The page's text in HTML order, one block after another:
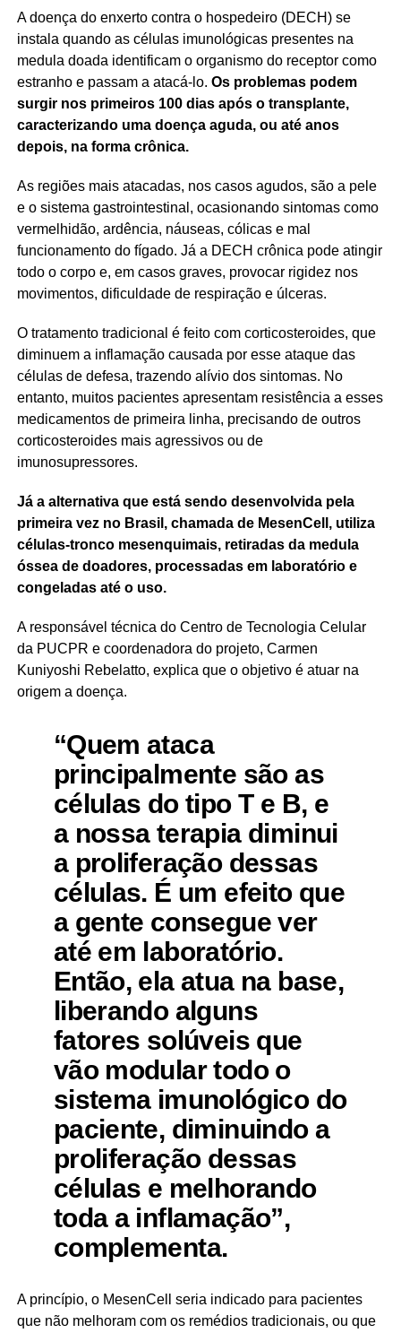
A doença do enxerto contra o hospedeiro (DECH) se
instala quando as células imunológicas presentes na
medula doada identificam o organismo do receptor como
estranho e passam a atacá-lo. Os problemas podem
surgir nos primeiros 100 dias após o transplante,
caracterizando uma doença aguda, ou até anos
depois, na forma crônica.
As regiões mais atacadas, nos casos agudos, são a pele
e o sistema gastrointestinal, ocasionando sintomas como
vermelhidão, ardência, náuseas, cólicas e mal
funcionamento do fígado. Já a DECH crônica pode atingir
todo o corpo e, em casos graves, provocar rigidez nos
movimentos, dificuldade de respiração e úlceras.
O tratamento tradicional é feito com corticosteroides, que
diminuem a inflamação causada por esse ataque das
células de defesa, trazendo alívio dos sintomas. No
entanto, muitos pacientes apresentam resistência a esses
medicamentos de primeira linha, precisando de outros
corticosteroides mais agressivos ou de
imunosupressores.
Já a alternativa que está sendo desenvolvida pela
primeira vez no Brasil, chamada de MesenCell, utiliza
células-tronco mesenquimais, retiradas da medula
óssea de doadores, processadas em laboratório e
congeladas até o uso.
A responsável técnica do Centro de Tecnologia Celular
da PUCPR e coordenadora do projeto, Carmen
Kuniyoshi Rebelatto, explica que o objetivo é atuar na
origem a doença.
“Quem ataca
principalmente são as
células do tipo T e B, e
a nossa terapia diminui
a proliferação dessas
células. É um efeito que
a gente consegue ver
até em laboratório.
Então, ela atua na base,
liberando alguns
fatores solúveis que
vão modular todo o
sistema imunológico do
paciente, diminuindo a
proliferação dessas
células e melhorando
toda a inflamação”,
complementa.
A princípio, o MesenCell seria indicado para pacientes
que não melhoram com os remédios tradicionais, ou que